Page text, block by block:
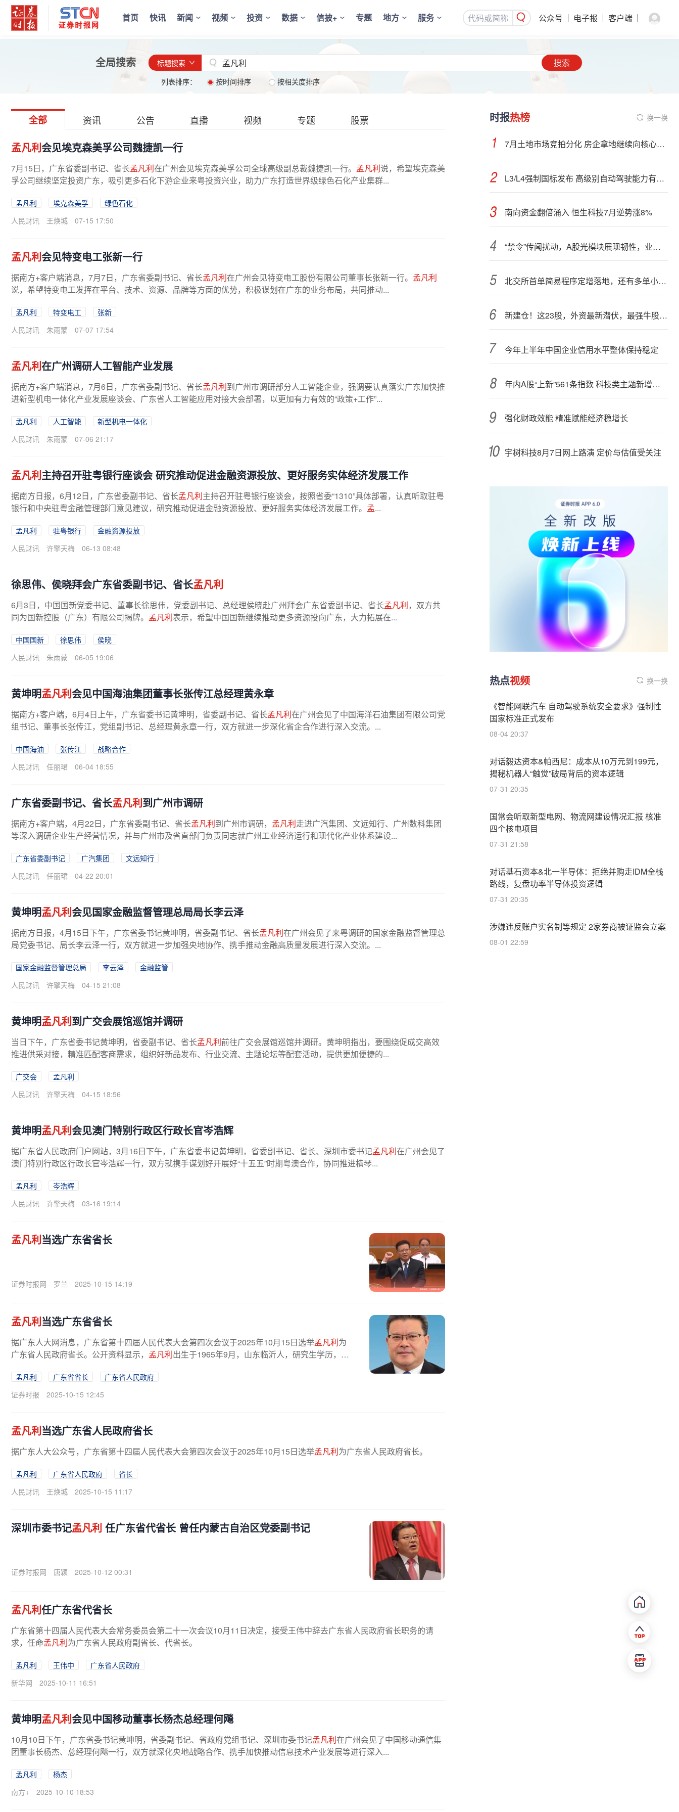
首页 快讯 新闻 视频 投资 数据 信披+ 专题 地方 服务 公众号 电子报 客户端
全局搜索 标题搜索 搜索
列表排序： 按时间排序 按相关度排序
全部 资讯 公告 直播 视频 专题 股票
孟凡利会见埃克森美孚公司魏捷凯一行
7月15日，广东省委副书记、省长孟凡利在广州会见埃克森美孚公司全球高级副总裁魏捷凯一行。 孟凡利说，希望埃克森美
孚公司继续坚定投资广东，吸引更多石化下游企业来粤投资兴业，助力广东打造世界级绿色石化产业集群...
孟凡利 埃克森美孚
绿色石化
人民财讯
王焕城 07-15 17:50
孟凡利会见特变电工张新一行
据南方+客户端消息，7月7日，广东省委副书记、省长孟凡利在广州会见特变电工股份有限公司董事长张新一行。 孟凡利
说，希望特变电工发挥在平台、技术、资源、品牌等方面的优势，积极谋划在广东的业务布局，共同推动...
孟凡利 特变电工
张新
人民财讯
朱雨蒙 07-07 17:54
孟凡利在广州调研人工智能产业发展
据南方+客户端消息，7月6日，广东省委副书记、省长孟凡利到广州市调研部分人工智能企业，强调要认真落实广东加快推
进新型机电一体化产业发展座谈会、广东省人工智能应用对接大会部署，以更加有力有效的“政策+工作”...
孟凡利 人工智能
新型机电一体化
人民财讯
朱雨蒙 07-06 21:17
孟凡利主持召开驻粤银行座谈会 研究推动促进金融资源投放、更好服务实体经济发展工作
据南方日报，6月12日，广东省委副书记、省长孟凡利主持召开驻粤银行座谈会，按照省委“1310”具体部署，认真听取驻粤
银行和中央驻粤金融管理部门意见建议，研究推动促进金融资源投放、更好服务实体经济发展工作。 孟...
孟凡利 驻粤银行
金融资源投放
人民财讯
许擎天梅 06-13 08:48
徐思伟、侯晓拜会广东省委副书记、省长孟凡利
6月3日，中国国新党委书记、董事长徐思伟，党委副书记、总经理侯晓赴广州拜会广东省委副书记、省长孟凡利，双方共
同为国新控股（广东）有限公司揭牌。 孟凡利表示，希望中国国新继续推动更多资源投向广东，大力拓展在...
中国国新 徐思伟
侯晓
人民财讯
朱雨蒙 06-05 19:06
黄坤明孟凡利会见中国海油集团董事长张传江总经理黄永章
据南方+客户端，6月4日上午，广东省委书记黄坤明，省委副书记、省长孟凡利在广州会见了中国海洋石油集团有限公司党
组书记、董事长张传江，党组副书记、总经理黄永章一行，双方就进一步深化省企合作进行深入交流。...
中国海油 张传江
战略合作
人民财讯
任丽珺 06-04 18:55
广东省委副书记、省长孟凡利到广州市调研
据南方+客户端，4月22日，广东省委副书记、省长孟凡利到广州市调研， 孟凡利走进广汽集团、文远知行、广州数科集团
等深入调研企业生产经营情况，并与广州市及省直部门负责同志就广州工业经济运行和现代化产业体系建设...
广东省委副书记 广汽集团
文远知行
人民财讯
任丽珺 04-22 20:01
黄坤明孟凡利会见国家金融监督管理总局局长李云泽
据南方日报，4月15日下午，广东省委书记黄坤明，省委副书记、省长孟凡利在广州会见了来粤调研的国家金融监督管理总
局党委书记、局长李云泽一行，双方就进一步加强央地协作、携手推动金融高质量发展进行深入交流。...
国家金融监督管理总局 李云泽
金融监管
人民财讯
许擎天梅 04-15 21:08
黄坤明孟凡利到广交会展馆巡馆并调研
当日下午，广东省委书记黄坤明，省委副书记、省长孟凡利前往广交会展馆巡馆并调研。黄坤明指出，要围绕促成交高效
推进供采对接，精准匹配客商需求，组织好新品发布、行业交流、主题论坛等配套活动，提供更加便捷的...
广交会
孟凡利
人民财讯
许擎天梅 04-15 18:56
黄坤明孟凡利会见澳门特别行政区行政长官岑浩辉
据广东省人民政府门户网站，3月16日下午，广东省委书记黄坤明，省委副书记、省长、深圳市委书记孟凡利在广州会见了
澳门特别行政区行政长官岑浩辉一行，双方就携手谋划好开展好“十五五”时期粤澳合作，协同推进横琴...
孟凡利
岑浩辉
人民财讯
许擎天梅 03-16 19:14
孟凡利当选广东省省长
证券时报网 罗兰 2025-10-15 14:19
孟凡利当选广东省省长
据广东人大网消息，广东省第十四届人民代表大会第四次会议于2025年10月15日选举孟凡利为
广东省人民政府省长。公开资料显示， 孟凡利出生于1965年9月，山东临沂人，研究生学历，经
孟凡利 广东省省长
广东省人民政府
证券时报
2025-10-15 12:45
孟凡利当选广东省人民政府省长
据广东人大公众号，广东省第十四届人民代表大会第四次会议于2025年10月15日选举孟凡利为广东省人民政府省长。
孟凡利 广东省人民政府
省长
人民财讯
王焕城 2025-10-15 11:17
深圳市委书记孟凡利 任广东省代省长 曾任内蒙古自治区党委副书记
证券时报网 唐颖 2025-10-12 00:31
孟凡利任广东省代省长
广东省第十四届人民代表大会常务委员会第二十一次会议10月11日决定，接受王伟中辞去广东省人民政府省长职务的请
求，任命孟凡利为广东省人民政府副省长、代省长。
孟凡利 王伟中
广东省人民政府
新华网
2025-10-11 16:51
黄坤明孟凡利会见中国移动董事长杨杰总经理何飚
10月10日下午，广东省委书记黄坤明，省委副书记、省政府党组书记、深圳市委书记孟凡利在广州会见了中国移动通信集
团董事长杨杰、总经理何飚一行，双方就深化央地战略合作、携手加快推动信息技术产业发展等进行深入...
孟凡利
杨杰
南方+
2025-10-10 18:53
时报热榜 换一换
7月土地市场竞拍分化 房企拿地继续向核心城市聚集
L3/L4强制国标发布 高级别自动驾驶能力有望看齐“老司机”
南向资金翻倍涌入 恒生科技7月逆势涨8%
“禁令”传闻扰动，A股光模块展现韧性，业内人士：预计落地难度大
北交所首单简易程序定增落地，还有多单小额快速融资推进中
新建仓！这23股，外资最新潜伏，最强牛股在列
今年上半年中国企业信用水平整体保持稳定
年内A股“上新”561条指数 科技类主题新增较多
强化财政效能 精准赋能经济稳增长
宇树科技8月7日网上路演 定价与估值受关注
热点视频 换一换
《智能网联汽车 自动驾驶系统安全要求》强制性
国家标准正式发布
08-04 20:37
对话毅达资本&帕西尼：成本从10万元到199元，
揭秘机器人“触觉”破局背后的资本逻辑
07-31 20:35
国常会听取新型电网、物流网建设情况汇报 核准
四个核电项目
07-31 21:58
对话基石资本&北一半导体：拒绝并购走IDM全栈
路线，复盘功率半导体投资逻辑
07-31 20:35
涉嫌违反账户实名制等规定 2家券商被证监会立案
08-01 22:59